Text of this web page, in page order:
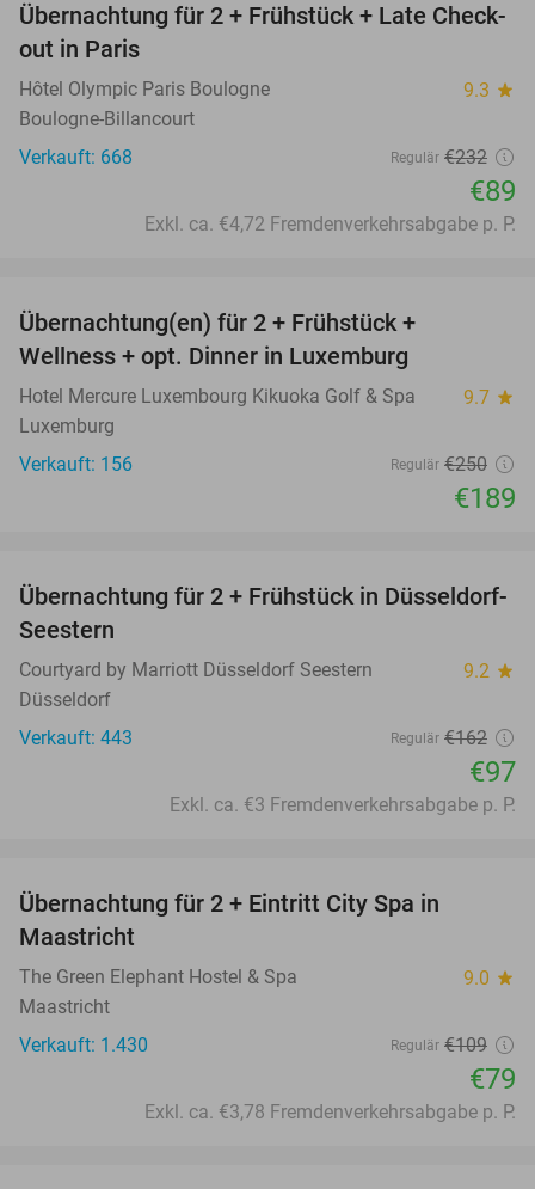
62%
Übernachtung für 2 + Frühstück + Late Check-
out in Paris
Hôtel Olympic Paris Boulogne 9.3 star
Boulogne-Billancourt
Verkauft: 668
Regulär €232
€89
Exkl. ca. €4,72 Fremdenverkehrsabgabe p. P.
Übernachtung(en) für 2 + Frühstück +
Wellness + opt. Dinner in Luxemburg
Hotel Mercure Luxembourg Kikuoka Golf & Spa 9.7 star
Luxemburg
Verkauft: 156
Regulär €250
€189
40%
Übernachtung für 2 + Frühstück in Düsseldorf-
Seestern
Courtyard by Marriott Düsseldorf Seestern 9.2 star
Düsseldorf
Verkauft: 443
Regulär €162
€97
Exkl. ca. €3 Fremdenverkehrsabgabe p. P.
Übernachtung für 2 + Eintritt City Spa in
Maastricht
The Green Elephant Hostel & Spa 9.0 star
Maastricht
Verkauft: 1.430
Regulär €109
€79
Exkl. ca. €3,78 Fremdenverkehrsabgabe p. P.